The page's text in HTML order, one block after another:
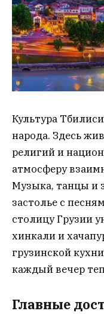
Культура
народа. Здесь
религий и
атмосферу
Музыка, танцы и
застолье с
столицу Грузии
хинкали и
грузинской
каждый вечер
Главные